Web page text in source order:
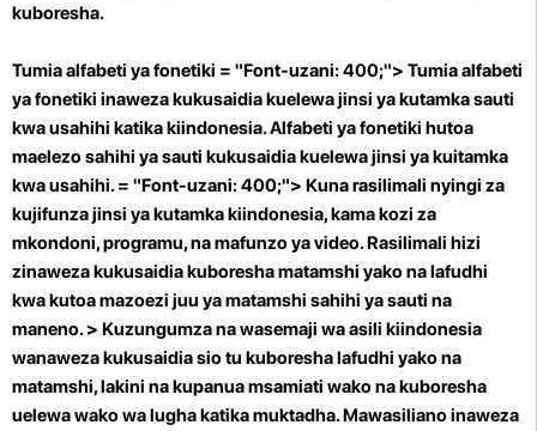
kuboresha.
Tumia alfabeti ya fonetiki = "Font-uzani: 400;"> Tumia alfabeti
ya fonetiki inaweza kukusaidia kuelewa jinsi ya kutamka sauti
kwa usahihi katika kiindonesia. Alfabeti ya fonetiki hutoa
maelezo sahihi ya sauti kukusaidia kuelewa jinsi ya kuitamka
kwa usahihi. = "Font-uzani: 400;"> Kuna rasilimali nyingi za
kujifunza jinsi ya kutamka kiindonesia, kama kozi za
mkondoni, programu, na mafunzo ya video. Rasilimali hizi
zinaweza kukusaidia kuboresha matamshi yako na lafudhi
kwa kutoa mazoezi juu ya matamshi sahihi ya sauti na
maneno. > Kuzungumza na wasemaji wa asili kiindonesia
wanaweza kukusaidia sio tu kuboresha lafudhi yako na
matamshi, lakini na kupanua msamiati wako na kuboresha
uelewa wako wa lugha katika muktadha. Mawasiliano inaweza